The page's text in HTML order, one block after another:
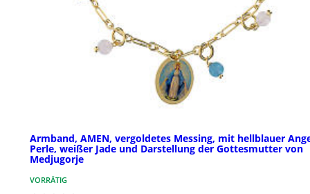
Armband, AMEN, vergoldetes Messing, mit hellblauer
Perle, weißer Jade und Darstellung der Gottesmutter von
Medjugorje
VORRÄTIG